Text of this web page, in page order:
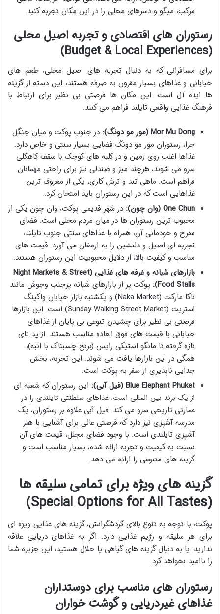
مرکب، میگو و دسرهای محلی را در این مکان تجربه کنید.
رستوران های اقتصادی و تجربه اصیل محلی
(Budget & Local Experiences)
برای مسافرانی که به دنبال تجربه های اصیل محلی، طعم های
خیابانی و غذاهای بسیار مقرون به صرفه هستند، این دسته از گزینه
ها ایده آل است. این مکان ها فرصتی بی نظیر برای ارتباط با
فرهنگ غذایی واقعی تایلند فراهم می کنند.
Mor Mu Dong (مور مو دونگ):
در جنوب پوکت و میان جنگل
حرا، رستوران مور مو دونگ فضایی بسیار سنتی و خاص دارد.
غذاها اغلب روی زمین و در کلبه های کوچک با سقف کاهگلی
سرو می شوند، هرچند میز و صندلی نیز برای راحتی مهمانان
فراهم است. ماهی تند و ترش کاری، یکی از معروف ترین
غذاهایی است که در این رستوران باید امتحان کرد.
One Chun (وان چون):
در شهر قدیمی پوکت، وان چون یکی از
محبوب ترین رستوران ها در میان مردم محلی است. فضای
مفرح و خودمانی آن، همراه با غذاهای سنتی جنوب تایلند،
تجربه ای اصیل و دلنشین را به ارمغان می آورد. قیمت های
مناسب و کیفیت بالا، از دلایل محبوبیت این رستوران هستند.
بازارهای شبانه و غرفه های غذایی (Night Markets & Street
Food Stalls):
پوکت پر از بازارهای شبانه پرجنب وجوش مانند
ناکا مارکت (Naka Market) و یکشنبه بازار خیابان واکینگ
استریت (Sunday Walking Street Market) است. این بازارها
فرصتی بی نظیر برای چشیدن تنوعی بی پایان از غذاهای
خیابانی با قیمت های فوق العاده مناسب هستند. از پد تای
تازه گرفته تا مانگو استیکی رایس (برنج چسبناک با انبه)،
همگی در این بازارها یافت می شوند. این تجربه، بخش
جدایی ناپذیری از سفر به پوکت است.
Blue Elephant Phuket (فیل آبی):
این رستوران که شعبه ای
از یک برند بین المللی است، غذاهای سلطنتی تایلندی را در
عمارتی تاریخی سرو می کند. فیل آبی علاوه بر رستوران، یک
مدرسه آشپزی نیز دارد که فرصتی عالی برای آشنایی با هنر
آشپزی تایلندی است. با وجود فضای مجلل، قیمت های آن
نسبت به کیفیت و تجربه ارائه شده، بسیار مناسب است و
گزینه های متنوعی را ارائه می دهد.
گزینه های ویژه برای تمامی سلیقه ها
(Special Options for All Tastes)
پوکت، با توجه به تنوع بالای گردشگرانش، گزینه های غذایی ویژه ای
برای هر سلیقه و رژیم غذایی دارد. اگر به غذاهای دریایی علاقه
ندارید، یا به دنبال گزینه های گیاهی یا حلال هستید، این جزیره شما
را ناامید نخواهد کرد.
رستوران های مناسب برای دوستداران
غذاهای غیردریایی و گوشت خواران